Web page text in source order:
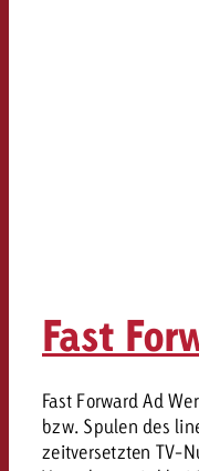
Fast
Fast Forward Ad
bzw. Spulen des
zeitversetzten TV-